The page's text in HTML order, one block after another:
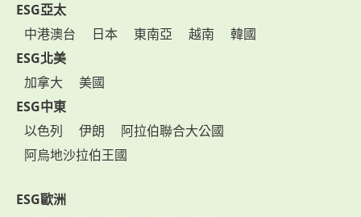
ESG亞太
中港澳台
日本 東南亞 越南
韓國
ESG北美
加拿大
美國
ESG中東
以色列
伊朗
阿拉伯聯合大公國
阿烏地沙拉伯王國
ESG歐洲